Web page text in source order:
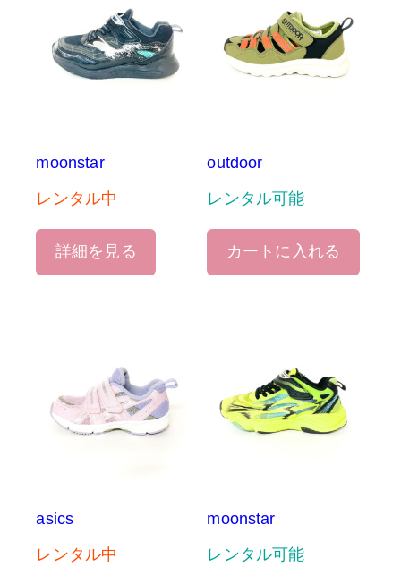
moonstar
レンタル中
詳細を見る
outdoor
レンタル可能
カートに入れる
asics
レンタル中
moonstar
レンタル可能